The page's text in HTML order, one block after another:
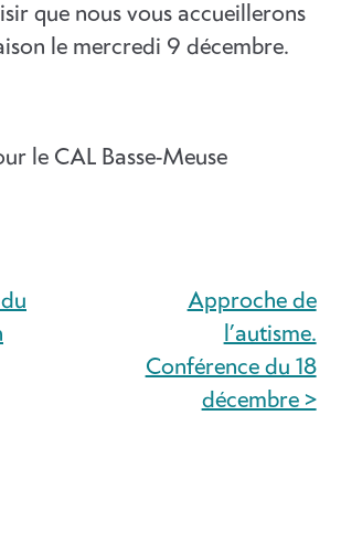
que nous vous accueillerons
le mercredi 9 décembre.
le CAL Basse-Meuse
Approche de
l’autisme.
Conférence du 18
décembre >